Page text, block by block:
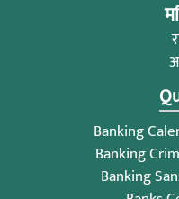
Banking
Banking
Banking